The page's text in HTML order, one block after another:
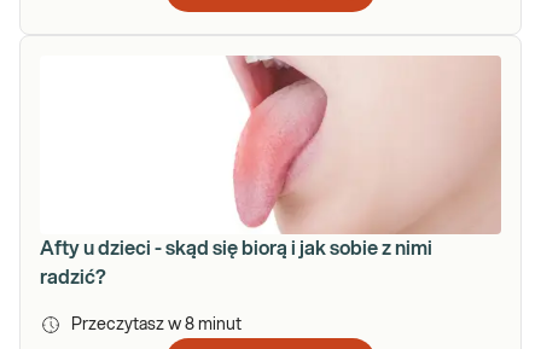
Afty u dzieci - skąd się biorą i jak sobie z nimi
radzić?
Przeczytasz w 8 minut